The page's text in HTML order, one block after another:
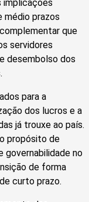
implicações
médio prazos
que
servidores
desembolso dos
para a
dos lucros e a
já trouxe ao país.
propósito de
governabilidade no
de forma
curto prazo.